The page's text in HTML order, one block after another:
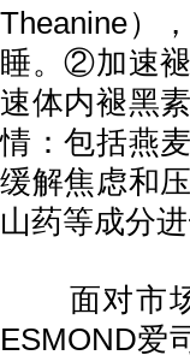
Theanine）
睡。②加速
速体内褪黑
情：包括燕
缓解焦虑和
山药等成分
面对市场
ESMOND爱